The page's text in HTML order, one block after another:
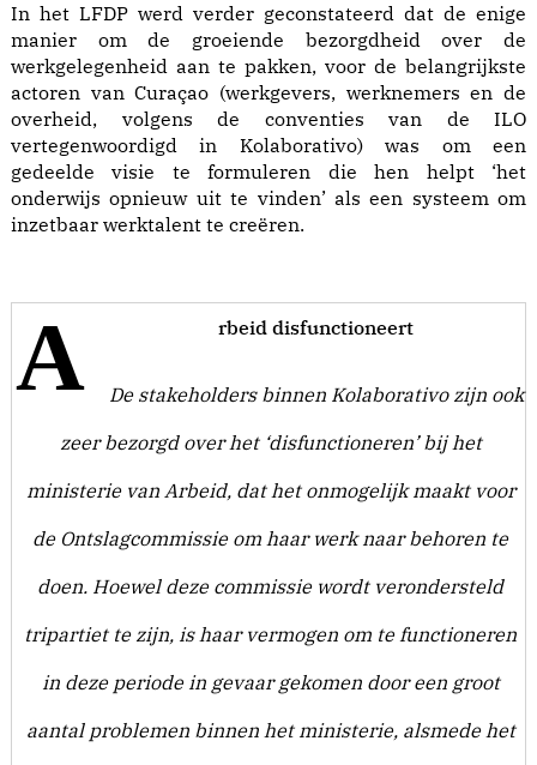
In het LFDP werd verder geconstateerd dat de enige
manier om de groeiende bezorgdheid over de
werkgelegenheid aan te pakken, voor de belangrijkste
actoren van Curaçao (werkgevers, werknemers en de
overheid, volgens de conventies van de ILO
vertegenwoordigd in Kolaborativo) was om een
gedeelde visie te formuleren die hen helpt ‘het
onderwijs opnieuw uit te vinden’ als een systeem om
inzetbaar werktalent te creëren.
A rbeid disfunctioneert
De stakeholders binnen Kolaborativo zijn ook
zeer bezorgd over het ‘disfunctioneren’ bij het
ministerie van Arbeid, dat het onmogelijk maakt voor
de Ontslagcommissie om haar werk naar behoren te
doen. Hoewel deze commissie wordt verondersteld
tripartiet te zijn, is haar vermogen om te functioneren
in deze periode in gevaar gekomen door een groot
aantal problemen binnen het ministerie, alsmede het